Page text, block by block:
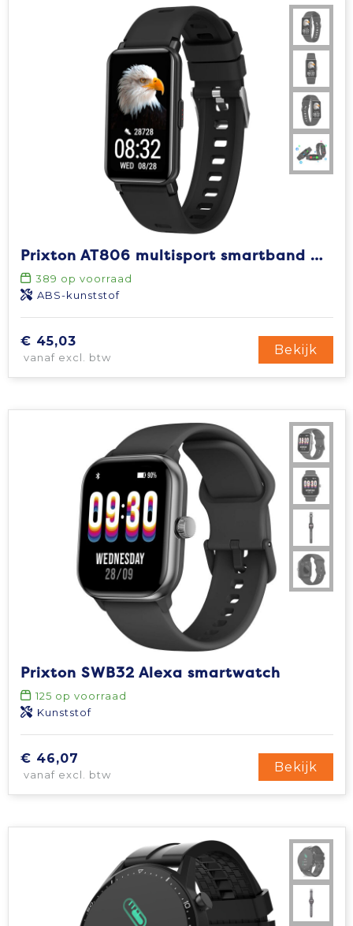
Prixton AT806 multisport smartband met gps
389 op voorraad
ABS-kunststof
€ 45,03
vanaf excl. btw
Bekijk
Prixton SWB32 Alexa smartwatch
125 op voorraad
Kunststof
€ 46,07
vanaf excl. btw
Bekijk